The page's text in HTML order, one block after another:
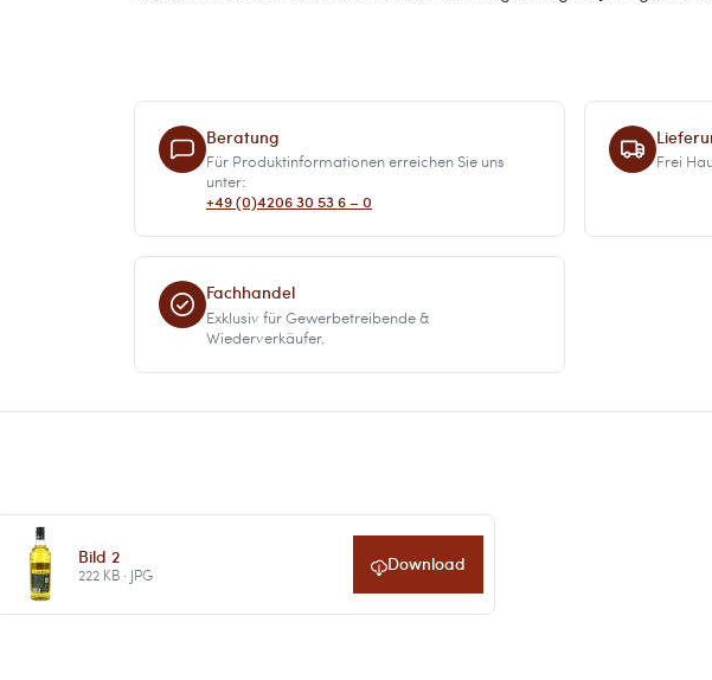
Beratung
Für Produktinformationen erreichen Sie uns
unter:
+49 (0)4206 30 53 6 – 0
Frei
Fachhandel
Exklusiv für Gewerbetreibende &
Wiederverkäufer.
Bild 2
222 KB · JPG Download